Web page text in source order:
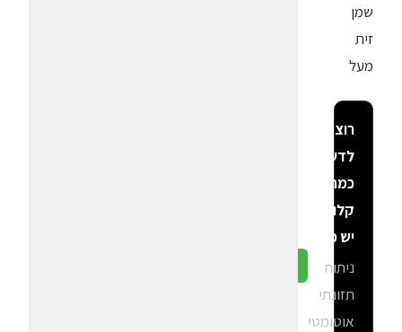
שמן
זית
מעל
רוצה
לדעת
כמה
קלוריות
יש פה?
ניתוח
תזונתי
אוטומטי